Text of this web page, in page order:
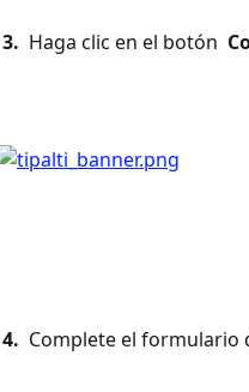
3. Haga clic en el botón
4. Complete el formulario